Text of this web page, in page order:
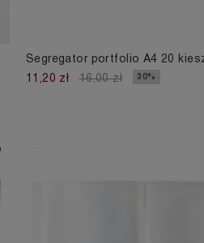
Segregator portfolio A4 20
11,20 zł
16,00 zł 30%